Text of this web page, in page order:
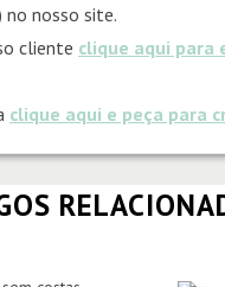
no nosso site.
cliente clique aqui para
clique aqui e peça para